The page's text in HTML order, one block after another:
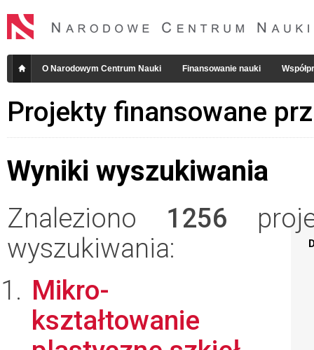
O Narodowym Centrum Nauki Finansowanie nauki
Projekty finansowane
Wyniki wyszukiwania
Znaleziono 1256
wyszukiwania:
Mikro-
kształtowanie